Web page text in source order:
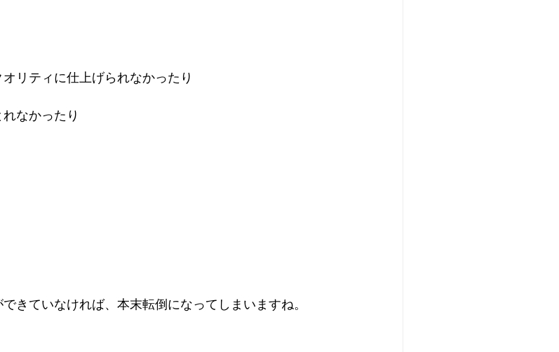
リティに仕上げられなかったり
なかったり
きていなければ、本末転倒になってしまいますね。